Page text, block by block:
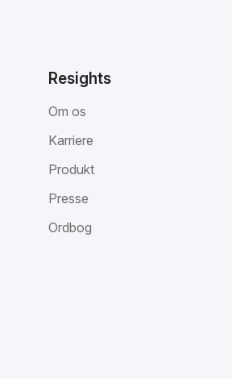
Resights
Om os
Karriere
Produkt
Presse
Ordbog